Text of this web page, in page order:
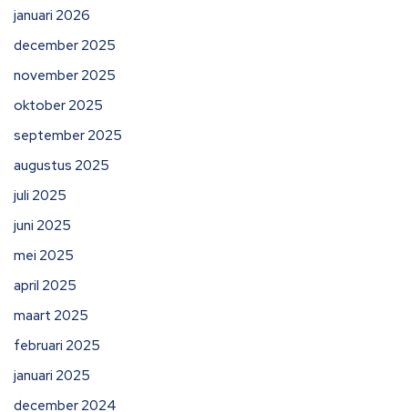
januari 2026
december 2025
november 2025
oktober 2025
september 2025
augustus 2025
juli 2025
juni 2025
mei 2025
april 2025
maart 2025
februari 2025
januari 2025
december 2024